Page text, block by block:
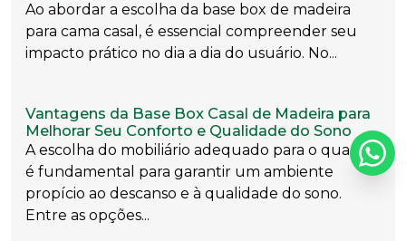
Ao abordar a escolha da base box de madeira
para cama casal, é essencial compreender seu
impacto prático no dia a dia do usuário. No...
Vantagens da Base Box Casal de Madeira para
Melhorar Seu Conforto e Qualidade do Sono
A escolha do mobiliário adequado para o quarto
é fundamental para garantir um ambiente
propício ao descanso e à qualidade do sono.
Entre as opções...